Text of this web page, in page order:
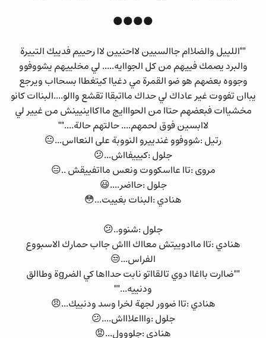
🌑🌑🌑🌑
""اللييل والضلاام جاالسيين لااحنيين لاا رحييم فدييك التييرة
والبرد يصمك فييهم من كل الجواايه..... لي مخلييهم يشووفوو
وجووه بعضهم هو ضو القمرة مي دغياا كيتغطاا بسحااب ويرجع
يباان تفووت غير عاداك لي حداك مااتبقاا تقشع واالو....البناات كانو
مخشياات فبعضهم حتاا من الحوااايج مااكااينيينش من غيير لي
لاابسين فوق لحمهم.... حالتهم حالة....""
رتيل :شووفوو غندييرو النووبة على النعااس...😐
جلول :كيييفااش...😕
مروى :تاا عااسكووت ونعس مااتفييقش ..😑
جلول :حااضر....😃
هنادي :البنات بغييت...😳
جلول :شنوو..😕
هنادي :تاا ماادوييتش معااك اااش جااب حمارك الاسبووع
الفراس...😒
""ضاارت بااغاا دوي تالقااتو نابت حدااها كي الضرgة وطاالق
ودنييه...""
هنادي :تاا ضوور لجهة لخرا وسد ودنييك...😠
جلول :واااعلاااش....😕
هنادي :جلووول...😡